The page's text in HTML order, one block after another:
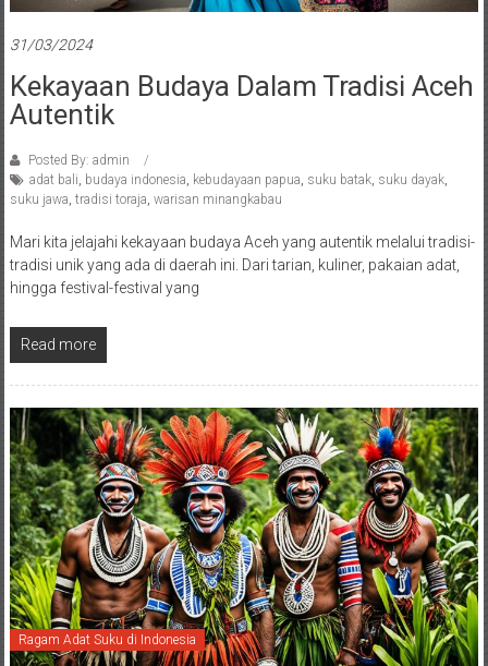
31/03/2024
Kekayaan Budaya Dalam Tradisi Aceh
Autentik
Posted By: admin
adat bali budaya indonesia kebudayaan papua suku batak, suku dayak,
suku jawa tradisi toraja warisan minangkabau
Mari kita jelajahi kekayaan budaya Aceh yang autentik melalui tradisi-
tradisi unik yang ada di daerah ini. Dari tarian, kuliner, pakaian adat,
hingga festival-festival yang
Read more
Ragam Adat Suku di Indonesia